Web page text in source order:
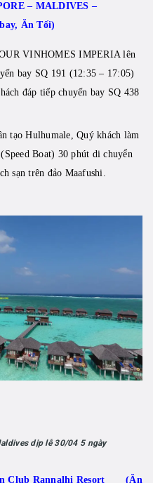
– MALDIVES –
Ăn Tối)
VINHOMES IMPERIA lên
bay SQ 191 (12:35 – 17:05)
đáp tiếp chuyến bay SQ 438
tạo Hulhumale, Quý khách làm
Boat) 30 phút di chuyển
sạn trên đảo Maafushi.
dịp lễ 30/04 5 ngày
Club Rannalhi Resort (Ăn